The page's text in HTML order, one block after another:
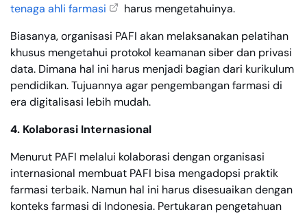
tenaga ahli farmasi
harus mengetahuinya.
Biasanya, organisasi PAFI akan melaksanakan pelatihan
khusus mengetahui protokol keamanan siber dan privasi
data. Dimana hal ini harus menjadi bagian dari kurikulum
pendidikan. Tujuannya agar pengembangan farmasi di
era digitalisasi lebih mudah.
4. Kolaborasi Internasional
Menurut PAFI melalui kolaborasi dengan organisasi
internasional membuat PAFI bisa mengadopsi praktik
farmasi terbaik. Namun hal ini harus disesuaikan dengan
konteks farmasi di Indonesia. Pertukaran pengetahuan